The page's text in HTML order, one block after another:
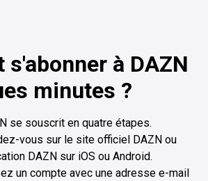
s'abonner à DAZN
minutes ?
se souscrit en quatre étapes.
vous sur le site officiel DAZN ou
DAZN sur iOS ou Android.
un compte avec une adresse e-mail